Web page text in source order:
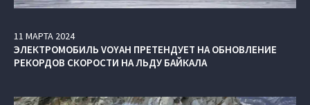
11 МАРТА 2024
ЭЛЕКТРОМОБИЛЬ VOYAH ПРЕТЕНДУЕТ НА ОБНОВЛЕНИЕ
РЕКОРДОВ СКОРОСТИ НА ЛЬДУ БАЙКАЛА